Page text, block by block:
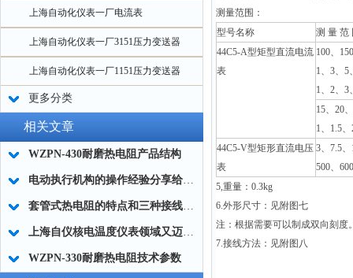
上海自动化仪表一厂电流表
上海自动化仪表一厂3151压力变送器
上海自动化仪表一厂1151压力变送器
更多分类
相关文章
WZPN-430耐磨热电阻产品结构
电动执行机构的操作经验分享给大家
套管式热电阻的特点和三种接线方式
上海自仪核电温度仪表领域又迈出坚实一步
WZPN-330耐磨热电阻技术参数
测量范围：
型号名称
测 量 范
44C5-A型矩型直流电流
表
100、
1、3、5
1、2、3
15、20
1、1.5
44C5-V型矩形直流电压
表
3、7.5
500、
5,重量：0.3kg
6.外形尺寸：见附图七
注：根据需要可以制成双向刻度
7.接线方法：见附图八